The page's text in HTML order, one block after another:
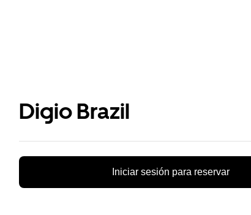
Digio Brazil
Iniciar sesión para reservar